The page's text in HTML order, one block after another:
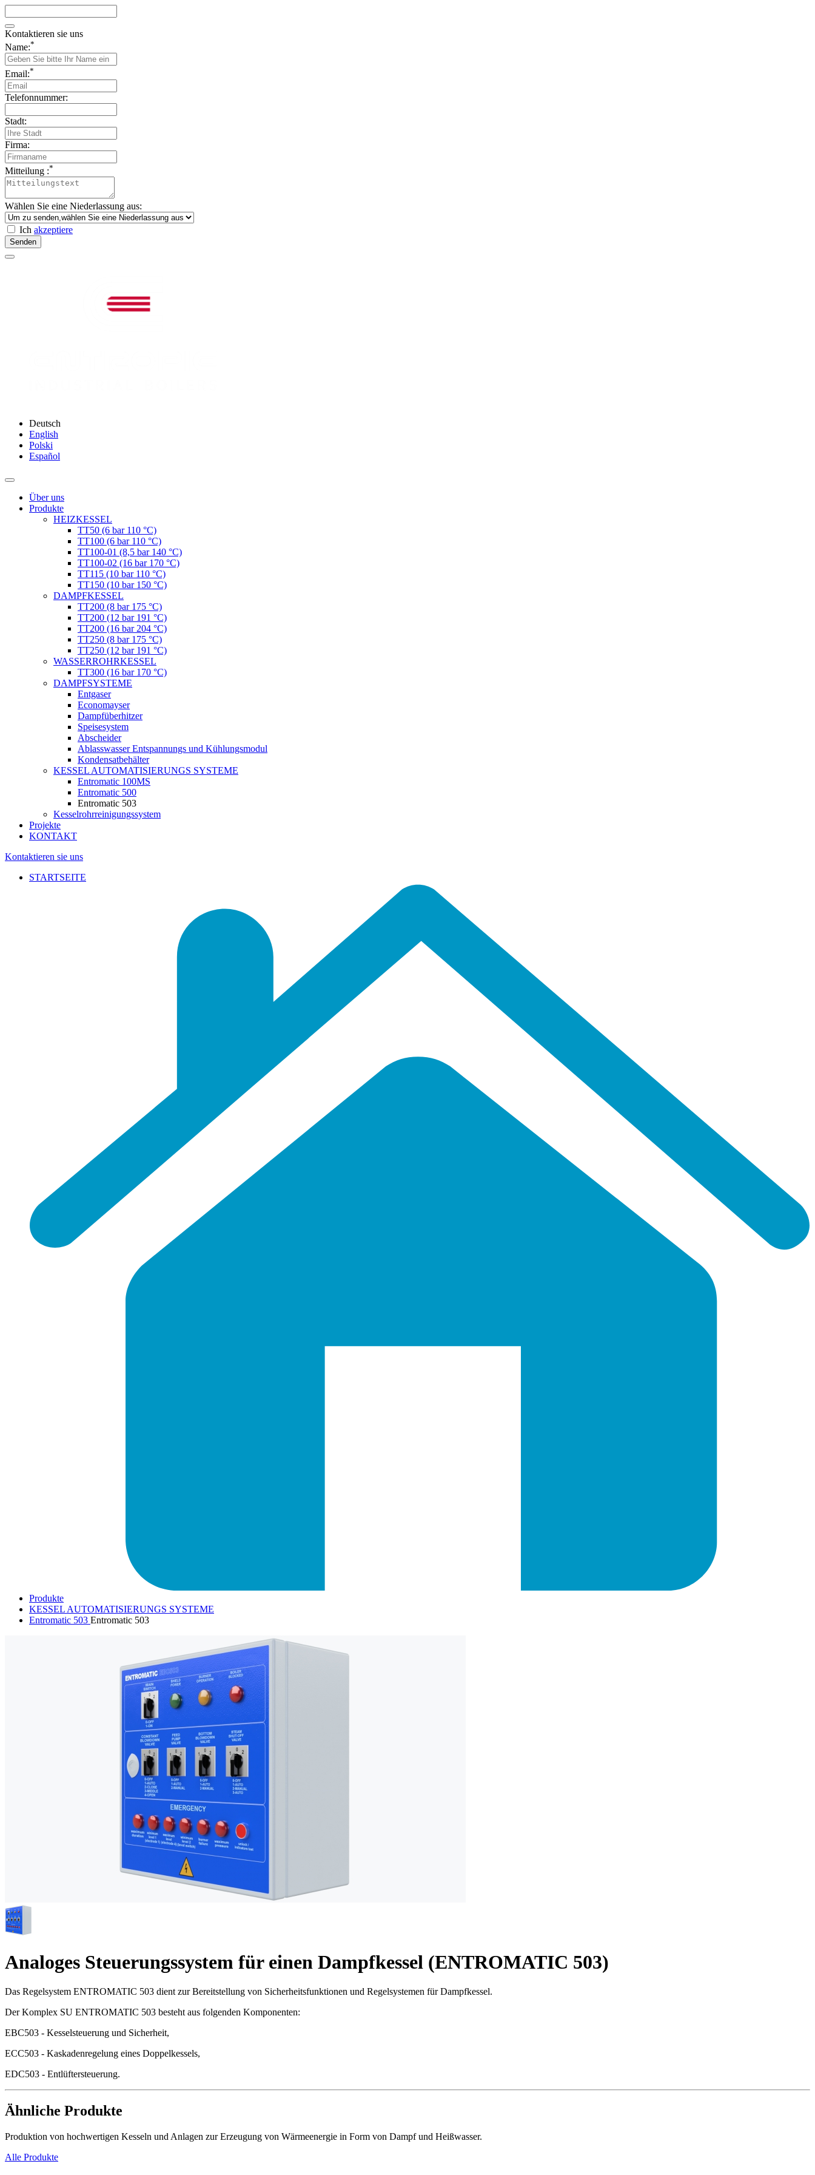
Kontaktieren sie uns
Name:*
Email:*
Telefonnummer:
Stadt:
Firma:
Mitteilung :*
Wählen Sie eine Niederlassung aus:
Ich akzeptiere
Senden
Deutsch
English
Polski
Español
Über uns
Produkte
HEIZKESSEL
ТТ50 (6 bar 110 °C)
ТТ100 (6 bar 110 °C)
ТТ100-01 (8,5 bar 140 °C)
ТТ100-02 (16 bar 170 °C)
ТТ115 (10 bar 110 °C)
ТТ150 (10 bar 150 °C)
DAMPFKESSEL
ТТ200 (8 bar 175 °C)
ТТ200 (12 bar 191 °C)
ТТ200 (16 bar 204 °C)
ТТ250 (8 bar 175 °C)
ТТ250 (12 bar 191 °C)
WASSERROHRKESSEL
ТТ300 (16 bar 170 °C)
DAMPFSYSTEME
Entgaser
Economayser
Dampfüberhitzer
Speisesystem
Abscheider
Ablasswasser Entspannungs und Kühlungsmodul
Kondensatbehälter
KESSEL AUTOMATISIERUNGS SYSTEME
Entromatic 100MS
Entromatic 500
Entromatic 503
Kesselrohrreinigungssystem
Projekte
KONTAKT
Kontaktieren sie uns
STARTSEITE
Produkte
KESSEL AUTOMATISIERUNGS SYSTEME
Entromatic 503 Entromatic 503
Analoges Steuerungssystem für einen Dampfkessel (ENTROMATIC 503)
Das Regelsystem ENTROMATIC 503 dient zur Bereitstellung von Sicherheitsfunktionen und Regelsystemen für Dampfkessel.
Der Komplex SU ENTROMATIC 503 besteht aus folgenden Komponenten:
EBC503 - Kesselsteuerung und Sicherheit,
ECC503 - Kaskadenregelung eines Doppelkessels,
EDC503 - Entlüftersteuerung.
Ähnliche Produkte
Produktion von hochwertigen Kesseln und Anlagen zur Erzeugung von Wärmeenergie in Form von Dampf und Heißwasser.
Alle Produkte